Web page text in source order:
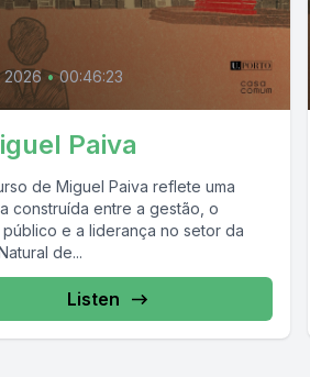
2026 • 00:46:23
Paiva
de Miguel Paiva reflete uma
construída entre a gestão, o
e a liderança no setor da
de...
Listen